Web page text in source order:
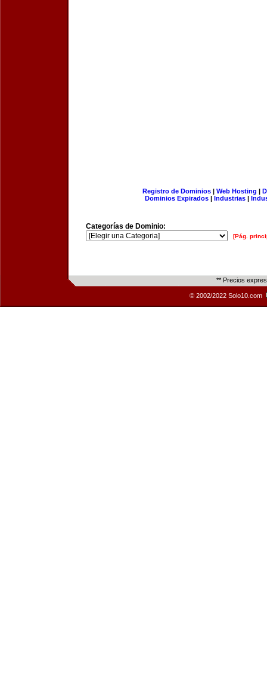
Registro de Dominios| Web Hosting |
Dominios Expirados | Industrias |
Categorías de Dominio:
[Pág.
** Precios
© 2002/2022 Solo10.com